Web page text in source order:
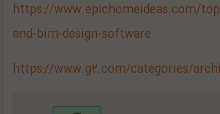
https://www.epichomeideas.com/
and-bim-design-software
https://www.g2.com/categories/